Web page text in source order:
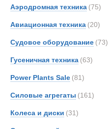
Аэродромная техника (75)
Авиационная техника (20)
Судовое оборудование (73)
Гусеничная техника (63)
Power Plants Sale (81)
Силовые агрегаты (161)
Колеса и диски (31)